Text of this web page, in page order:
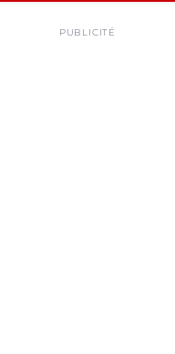
PUBLICITÉ